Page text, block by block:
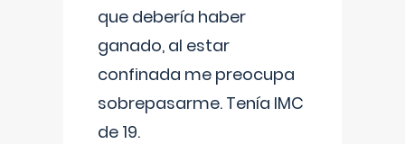
que debería haber
ganado, al estar
confinada me preocupa
sobrepasarme. Tenía IMC
de 19.